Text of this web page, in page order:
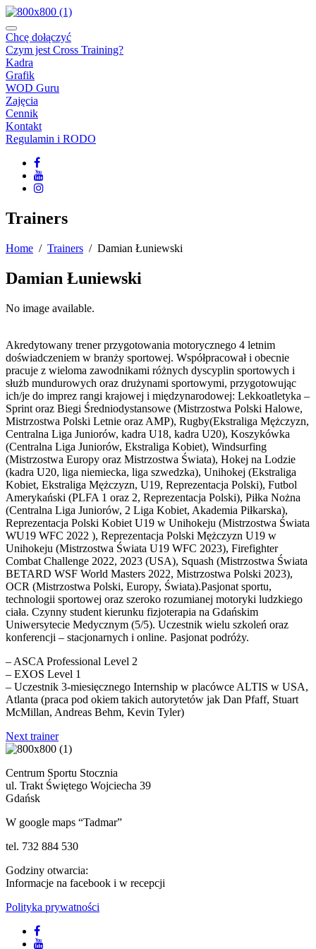
Chcę dołączyć
Czym jest Cross Training?
Kadra
Grafik
WOD Guru
Zajęcia
Cennik
Kontakt
Regulamin i RODO
Trainers
Home / Trainers / Damian Łuniewski
Damian Łuniewski
No image available.
Akredytowany trener przygotowania motorycznego 4 letnim
doświadczeniem w branży sportowej. Współpracował i obecnie
pracuje z wieloma zawodnikami różnych dyscyplin sportowych i
służb mundurowych oraz drużynami sportowymi, przygotowując
ich/je do imprez rangi krajowej i międzynarodowej: Lekkoatletyka –
Sprint oraz Biegi Średniodystansowe (Mistrzostwa Polski Halowe,
Mistrzostwa Polski Letnie oraz AMP), Rugby(Ekstraliga Mężczyzn,
Centralna Liga Juniorów, kadra U18, kadra U20), Koszykówka
(Centralna Liga Juniorów, Ekstraliga Kobiet), Windsurfing
(Mistrzostwa Europy oraz Mistrzostwa Świata), Hokej na Lodzie
(kadra U20, liga niemiecka, liga szwedzka), Unihokej (Ekstraliga
Kobiet, Ekstraliga Mężczyzn, U19, Reprezentacja Polski), Futbol
Amerykański (PLFA 1 oraz 2, Reprezentacja Polski), Piłka Nożna
(Centralna Liga Juniorów, 2 Liga Kobiet, Akademia Piłkarska),
Reprezentacja Polski Kobiet U19 w Unihokeju (Mistrzostwa Świata
WU19 WFC 2022 ), Reprezentacja Polski Mężczyzn U19 w
Unihokeju (Mistrzostwa Świata U19 WFC 2023), Firefighter
Combat Challenge 2022, 2023 (USA), Squash (Mistrzostwa Świata
BETARD WSF World Masters 2022, Mistrzostwa Polski 2023),
OCR (Mistrzostwa Polski, Europy, Świata).Pasjonat sportu,
technologii sportowej oraz szeroko rozumianej motoryki ludzkiego
ciała. Czynny student kierunku fizjoterapia na Gdańskim
Uniwersytecie Medycznym (5/5). Uczestnik wielu szkoleń oraz
konferencji – stacjonarnych i online. Pasjonat podróży.
– ASCA Professional Level 2
– EXOS Level 1
– Uczestnik 3-miesięcznego Internship w placówce ALTIS w USA,
Atlanta (praca pod okiem takich autorytetów jak Dan Pfaff, Stuart
McMillan, Andreas Behm, Kevin Tyler)
Next trainer
Centrum Sportu Stocznia
ul. Trakt Świętego Wojciecha 39
Gdańsk
W google maps “Tadmar”
tel. 732 884 530
Godziny otwarcia:
Informacje na facebook i w recepcji
Polityka prywatności